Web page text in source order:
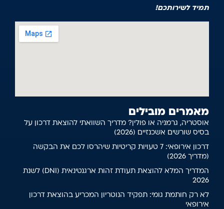
תמיד לשירותכם!
מאמרים מובילים
אוסטריה, גרמניה או פולין? מדריך השוואתי להוצאת דרכון על
בסיס שורשים אשכנזיים (2026)
דרכון אירופאי: 7 טעויות קריטיות שיהרסו לכם את הבקשה
(מדריך 2026)
המדריך המלא להוצאת תעודת זהות ארגנטינאית (DNI) לשנת
2026
לא רק חותמת גומי: תפקיד הנוטריון המכריע בהוצאת דרכון
אירופאי